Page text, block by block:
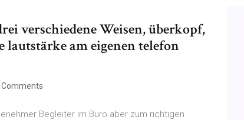
verschiedene Weisen, überkopf,
lautstärke am eigenen telefon
Comments
Begleiter im Büro aber zum richtigen